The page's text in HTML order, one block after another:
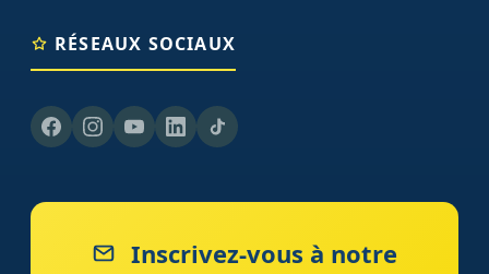
RÉSEAUX SOCIAUX
Inscrivez-vous à notre